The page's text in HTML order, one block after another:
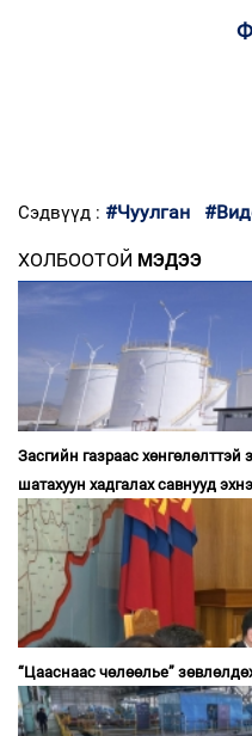
Сэдвүүд : #Чуулган
ХОЛБООТОЙ МЭДЭЭ
Засгийн газраас
шатахуун хадгалах савнууд
“Цааснаас чөлөөлье”